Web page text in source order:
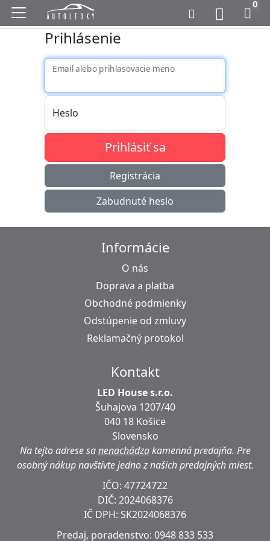
0
Prihlásenie
Email alebo prihlasovacie meno
Heslo
Prihlásiť sa
Registrácia
Zabudnuté heslo
Informácie
O nás
Doprava a platba
Obchodné podmienky
Odstúpenie od zmluvy
Reklamačný protokol
Kontakt
LED House s.r.o.
Šuhajova 1207/40
040 18 Košice
Slovensko
Na tejto adrese sanenachádzakamenná predajňa. Pre
osobný nákup navštívte jedno z našich predajných miest.
IČO: 47724722
DIČ: 2024068376
IČ DPH: SK2024068376
Predaj, poradenstvo: 0948 833 533